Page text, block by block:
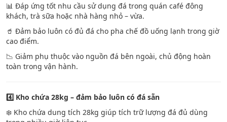
📊 Đáp ứng tốt nhu cầu sử dụng đá trong quán café đông
khách, trà sữa hoặc nhà hàng nhỏ – vừa.
🥤 Đảm bảo luôn có đủ đá cho pha chế đồ uống lạnh trong giờ
cao điểm.
📉 Giảm phụ thuộc vào nguồn đá bên ngoài, chủ động hoàn
toàn trong vận hành.
4️Kho chứa 28kg – đảm bảo luôn có đá sẵn
❄️ Kho chứa dung tích 28kg giúp tích trữ lượng đá đủ dùng